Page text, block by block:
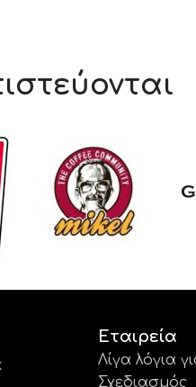
Εταιρεία
Λίγα λόγια
Σχεδιασμός